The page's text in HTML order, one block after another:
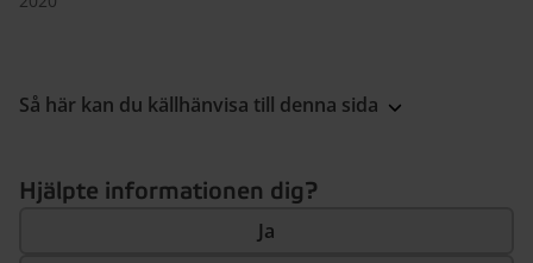
Så här kan du källhänvisa till denna sida
Hjälpte informationen dig?
Ja